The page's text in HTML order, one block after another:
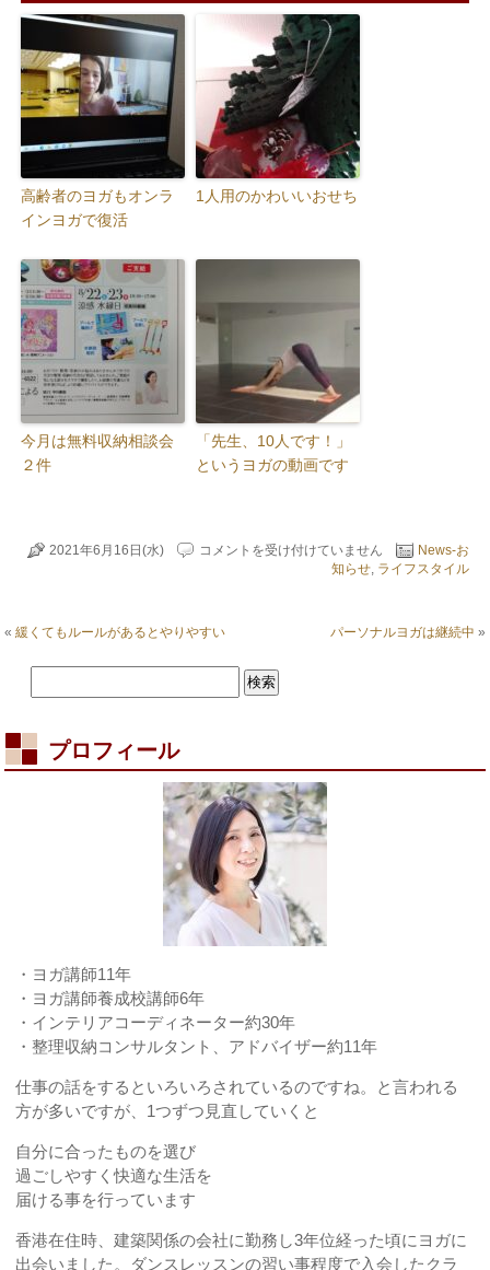
高齢者のヨガもオンラ
インヨガで復活
1人用のかわいいおせち
今月は無料収納相談会
２件
「先生、10人です！」
というヨガの動画です
2021年6月16日(水)
一
＋
日
で
し
た
か
は
コメントを受け付けていません
News-お
知らせ, ライフスタイル
«緩くてもルールがあるとやりやすい パーソナルヨガは継続中 »
プロフィール
・ヨガ講師11年
・ヨガ講師養成校講師6年
・インテリアコーディネーター約30年
・整理収納コンサルタント、アドバイザー約11年
仕事の話をするといろいろされているのですね。と言われる
方が多いですが、1つずつ見直していくと
自分に合ったものを選び
過ごしやすく快適な生活を
届ける事を行っています
香港在住時、建築関係の会社に勤務し3年位経った頃にヨガに
出会いました。ダンスレッスンの習い事程度で入会したクラ